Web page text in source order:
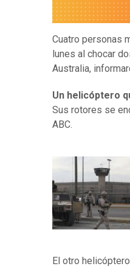
Cuatro personas
lunes al chocar
Australia,
Un helicóptero
Sus rotores se
ABC.
El otro helicóptero